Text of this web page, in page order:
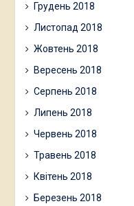
Грудень 2018
Листопад 2018
Жовтень 2018
Вересень 2018
Серпень 2018
Липень 2018
Червень 2018
Травень 2018
Квітень 2018
Березень 2018